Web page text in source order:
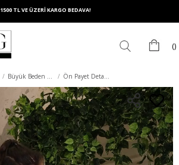
1500 TL VE ÜZERİ KARGO BEDAVA!
Büyük Beden Abiye Elbise Ön Payet Detaylı Büyük Beden Siyah Elbise